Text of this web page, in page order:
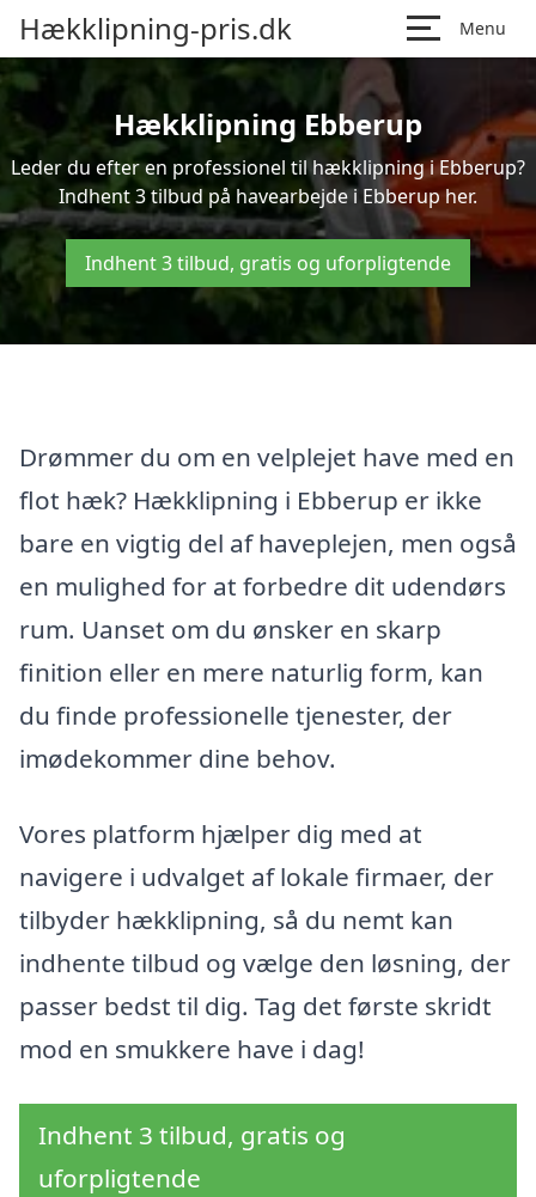
Hækklipning-pris.dk Menu
Hækklipning Ebberup
Leder du efter en professionel til hækklipning i Ebberup?
Indhent 3 tilbud på havearbejde i Ebberup her.
Indhent 3 tilbud, gratis og uforpligtende
Drømmer du om en velplejet have med en
flot hæk? Hækklipning i Ebberup er ikke
bare en vigtig del af haveplejen, men også
en mulighed for at forbedre dit udendørs
rum. Uanset om du ønsker en skarp
finition eller en mere naturlig form, kan
du finde professionelle tjenester, der
imødekommer dine behov.
Vores platform hjælper dig med at
navigere i udvalget af lokale firmaer, der
tilbyder hækklipning, så du nemt kan
indhente tilbud og vælge den løsning, der
passer bedst til dig. Tag det første skridt
mod en smukkere have i dag!
Indhent 3 tilbud, gratis og
uforpligtende